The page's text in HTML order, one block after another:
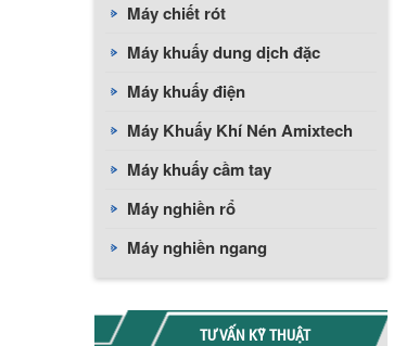
Máy chiết rót
Máy khuấy dung dịch đặc
Máy khuấy điện
Máy Khuấy Khí Nén Amixtech
Máy khuấy cầm tay
Máy nghiền rổ
Máy nghiền ngang
TƯ VẤN KỸ THUẬT